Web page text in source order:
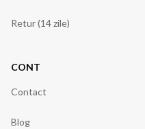
Retur (14 zile)
CONT
Contact
Blog